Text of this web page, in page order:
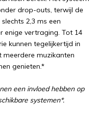
drop-outs, terwijl de
2,3 ms een
enige vertraging. Tot 14
kunnen tegelijkertijd in
muzikanten
genieten.*
een invloed hebben op
systemen*.